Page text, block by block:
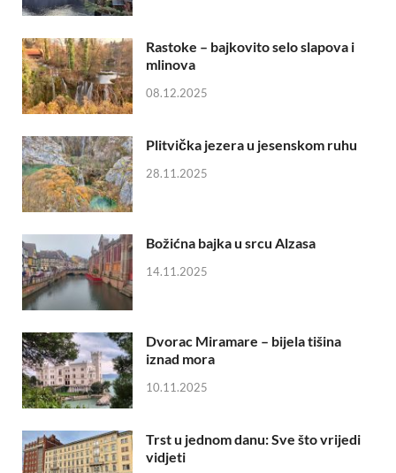
Rastoke – bajkovito selo slapova i
mlinova
08.12.2025
Plitvička jezera u jesenskom ruhu
28.11.2025
Božićna bajka u srcu Alzasa
14.11.2025
Dvorac Miramare – bijela tišina
iznad mora
10.11.2025
Trst u jednom danu: Sve što vrijedi
vidjeti